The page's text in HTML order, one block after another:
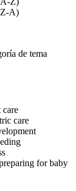
A)
de tema
care
for baby